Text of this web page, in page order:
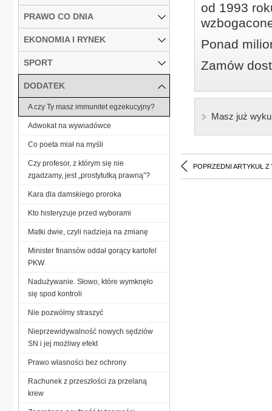
od 1993
Ponad
Zamów
Masz już
POPRZEDNI ARTYKUŁ Z
PRAWO CO DNIA
EKONOMIA I RYNEK
SPORT
DODATEK
A czy Ty masz immunitet egzekucyjny?
Adwokat na wywiadówce
Co poeta miał na myśli
Czy profesor, z którym się nie
zgadzamy, jest „prostytutką prawną”?
Kara dla damskiego proroka
Kto histeryzuje przed wyborami
Matki dwie, czyli nadzieja na zmianę
Minister finansów oddał gorący kartofel
PKW
Nadużywanie. Słowo, które wymknęło
się spod kontroli
Nie pozwólmy straszyć
Nieprzewidywalność nowych sędziów
SN i jej możliwy efekt
Prawo własności bez ochrony
Rachunek z przeszłości za przelaną
krew